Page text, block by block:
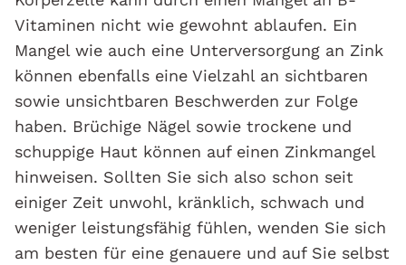
Vitaminen nicht wie gewohnt ablaufen. Ein
Mangel wie auch eine Unterversorgung an Zink
können ebenfalls eine Vielzahl an sichtbaren
sowie unsichtbaren Beschwerden zur Folge
haben. Brüchige Nägel sowie trockene und
schuppige Haut können auf einen Zinkmangel
hinweisen. Sollten Sie sich also schon seit
einiger Zeit unwohl, kränklich, schwach und
weniger leistungsfähig fühlen, wenden Sie sich
am besten für eine genauere und auf Sie selbst